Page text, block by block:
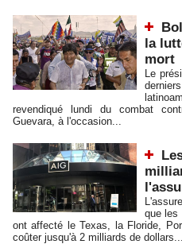
la
mort
Le
revendiqué lundi du combat
Guevara, à l'occasion...
que les
ont affecté le Texas, la Floride,
coûter jusqu'à 2 milliards de dollars...